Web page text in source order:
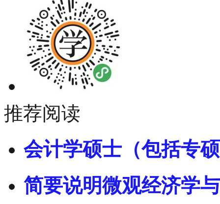
推荐阅读
会计学硕士（包括专
简要说明微观经济学